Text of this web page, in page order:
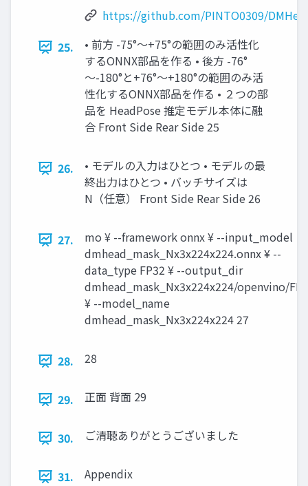
https://github.com/PINTO0309/
25.
• 前方 -75°～+75°の範囲のみ活性化
するONNX部品を作る • 後方 -76°
～-180°と+76°～+180°の範囲のみ活
性化するONNX部品を作る • ２つの部
品を HeadPose 推定モデル本体に融
合 Front Side Rear Side 25
26.
• モデルの入力はひとつ • モデルの最
終出力はひとつ • バッチサイズは
N（任意） Front Side Rear Side 26
27.
mo ¥ --framework onnx ¥ --input_model
dmhead_mask_Nx3x224x224.onnx ¥ --
data_type FP32 ¥ --output_dir
dmhead_mask_Nx3x224x224/openvino/
¥ --model_name
dmhead_mask_Nx3x224x224 27
28. 28
29. 正面 背面 29
30. ご清聴ありがとうございました
31. Appendix